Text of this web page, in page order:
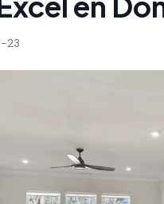
23